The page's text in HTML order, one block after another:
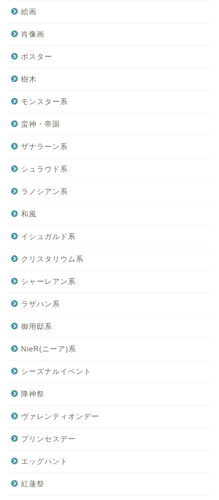
絵画
肖像画
ポスター
樹木
モンスター系
蛮神・帝国
ザナラーン系
シュラウド系
ラノシアン系
和風
イシュガルド系
クリスタリウム系
シャーレアン系
ラザハン系
御用邸系
NieR(ニーア)系
シーズナルイベント
降神祭
ヴァレンティオンデー
プリンセスデー
エッグハント
紅蓮祭